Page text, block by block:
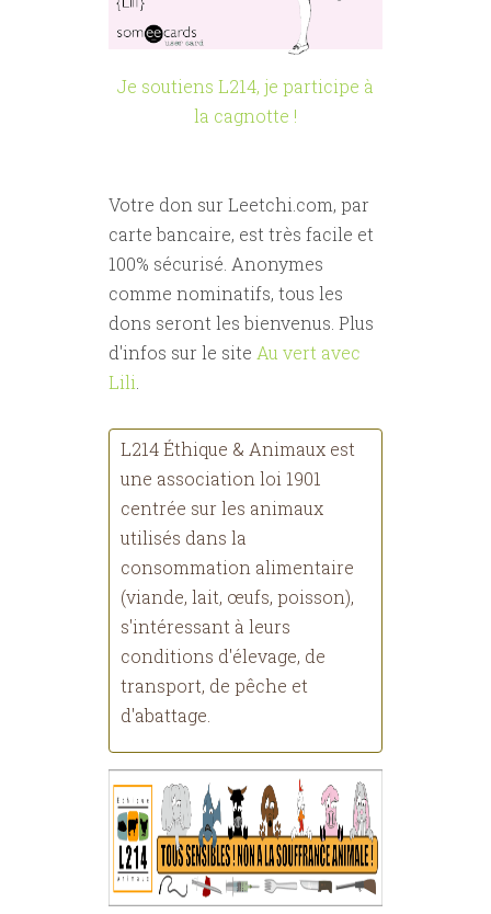
Je soutiens L214, je participe à
la cagnotte !
Votre don sur Leetchi.com, par
carte bancaire, est très facile et
100% sécurisé. Anonymes
comme nominatifs, tous les
dons seront les bienvenus. Plus
d'infos sur le site Au vert avec
Lili.
L214 Éthique & Animaux est
une association loi 1901
centrée sur les animaux
utilisés dans la
consommation alimentaire
(viande, lait, œufs, poisson),
s'intéressant à leurs
conditions d'élevage, de
transport, de pêche et
d'abattage.